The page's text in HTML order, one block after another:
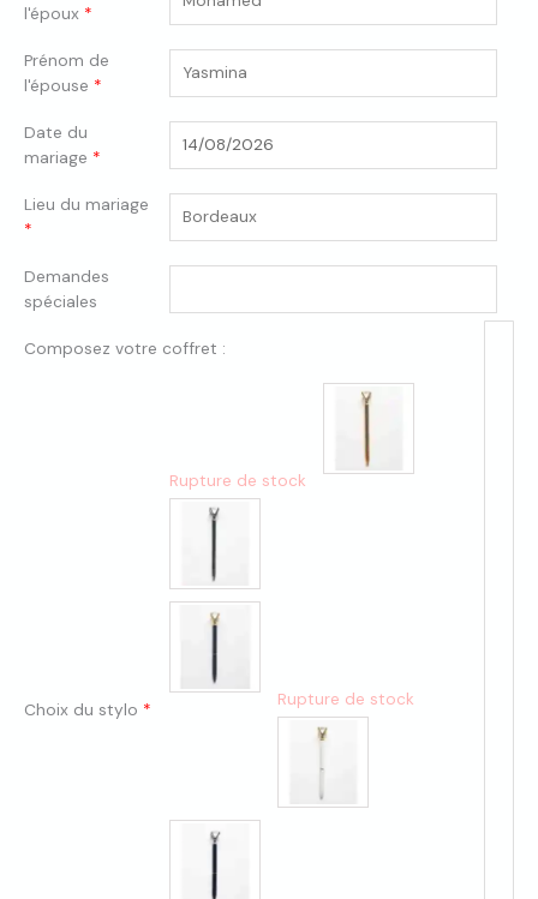
l'époux *
Prénom de
l'épouse *
Date du
mariage *
Lieu du mariage
*
Demandes
spéciales
Composez votre coffret :
Choix du stylo *
Rupture de stock
Rupture de stock